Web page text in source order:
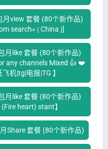
月view 套餐 (80个新作品)
search» ⟮ China ⟯]
月like 套餐 (80个新作品)
any channels Mixed 👍 ❤️
机|tg|电报|TG 】
月like 套餐 (80个新作品)
(Fire heart) stant】
Share 套餐 (80个新作品)